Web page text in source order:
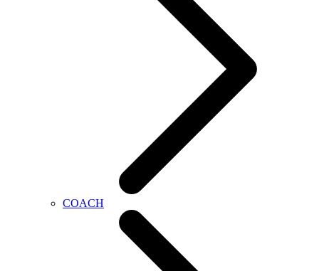
COACH